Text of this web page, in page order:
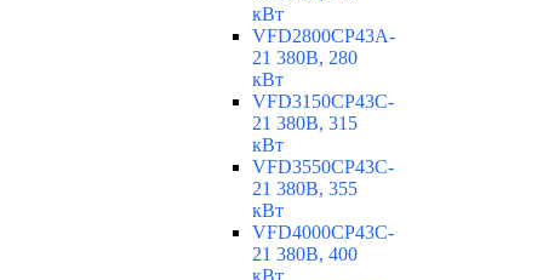
кВт
VFD2800CP43A-
21 380В, 280
кВт
VFD3150CP43C-
21 380В, 315
кВт
VFD3550CP43C-
21 380В, 355
кВт
VFD4000CP43C-
21 380В, 400